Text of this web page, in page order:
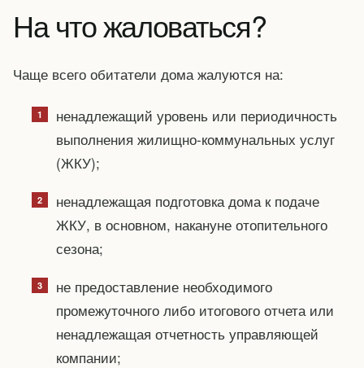
На что жаловаться?
Чаще всего обитатели дома жалуются на:
ненадлежащий уровень или периодичность
выполнения жилищно-коммунальных услуг
(ЖКУ);
ненадлежащая подготовка дома к подаче
ЖКУ, в основном, накануне отопительного
сезона;
не предоставление необходимого
промежуточного либо итогового отчета или
ненадлежащая отчетность управляющей
компании;